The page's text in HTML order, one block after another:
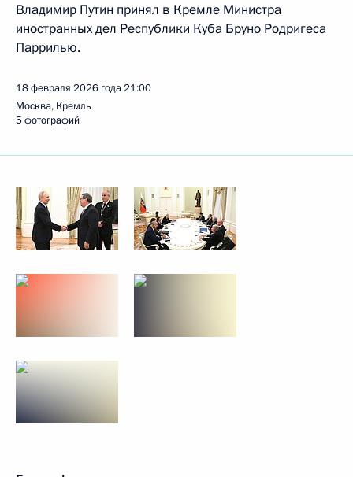
Владимир Путин принял в Кремле Министра
иностранных дел Республики Куба Бруно Родригеса
Паррилью.
18 февраля 2026 года21:00
Москва, Кремль
5 фотографий